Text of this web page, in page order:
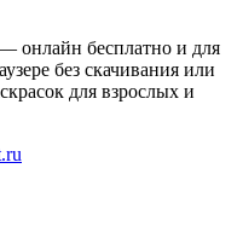
онлайн бесплатно и для
без скачивания или
для взрослых и